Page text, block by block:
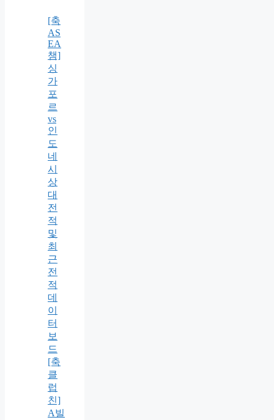
[축
AS
EA
챔]
싱
가
포
르
vs
인
도
네
시
상
대
전
적
및
최
근
전
적
데
이
터
보
드
[축
클
럽
친]
A빌